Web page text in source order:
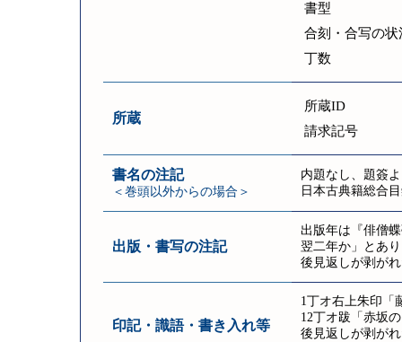
書型
合刻・合写の状
丁数
所蔵
所蔵ID
請求記号
書名の注記
＜巻頭以外からの場合＞
内題なし、題簽
日本古典籍総合
出版・書写の注記
出版年は『俳僧
翌二年か」とあり
後見返しが剥が
印記・識語・書き入れ等
1丁オ右上朱印「
12丁オ跋「赤坂
後見返しが剥が